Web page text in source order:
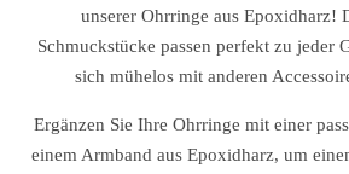
unserer Ohrringe aus Epoxidharz!
Schmuckstücke passen perfekt zu jeder
sich mühelos mit anderen
Ergänzen Sie Ihre Ohrringe mit einer
einem Armband aus Epoxidharz, um